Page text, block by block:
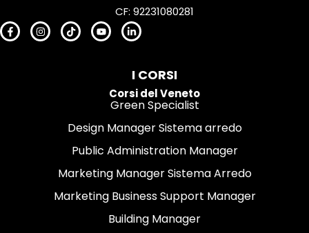
CF: 92231080281
I CORSI
Corsi del Veneto
Green Specialist
Design Manager Sistema arredo
Public Administration Manager
Marketing Manager Sistema Arredo
Marketing Business Support Manager
Building Manager